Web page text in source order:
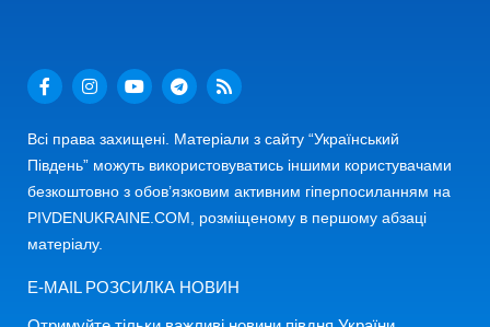
Всі права захищені. Матеріали з сайту “Український
Південь” можуть використовуватись іншими користувачами
безкоштовно з обов’язковим активним гіперпосиланням на
PIVDENUKRAINE.COM, розміщеному в першому абзаці
матеріалу.
E-MAIL РОЗСИЛКА НОВИН